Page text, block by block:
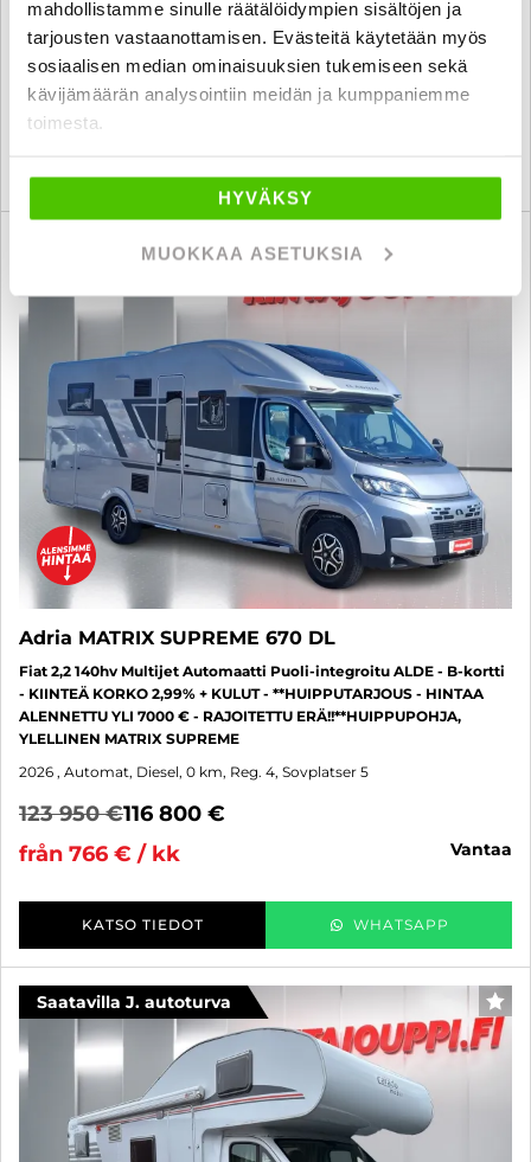
mahdollistamme sinulle räätälöidympien sisältöjen ja
tarjousten vastaanottamisen. Evästeitä käytetään myös
sosiaalisen median ominaisuuksien tukemiseen sekä
kävijämäärän analysointiin meidän ja kumppaniemme
toimesta.
HYVÄKSY
MUOKKAA ASETUKSIA
2016 , Automat, Diesel, 72 000 km, Reg. 4, Sovplatser 4
56 800 €55 800 €
från 479 € / kk
vantaa
Rahoituskorko 2,99 % + kulut
Adria MATRIX SUPREME 670 DL
Fiat 2,2 140hv Multijet Automaatti Puoli-integroitu ALDE - B-kortti
- KIINTEÄ KORKO 2,99% + KULUT - **HUIPPUTARJOUS - HINTAA
ALENNETTU YLI 7000 € - RAJOITETTU ERÄ!!**HUIPPUPOHJA,
YLELLINEN MATRIX SUPREME
2026 , Automat, Diesel, 0 km, Reg. 4, Sovplatser 5
123 950 €116 800 €
från 766 € / kk
vantaa
KATSO TIEDOT WHATSAPP
Saatavilla J. autoturva